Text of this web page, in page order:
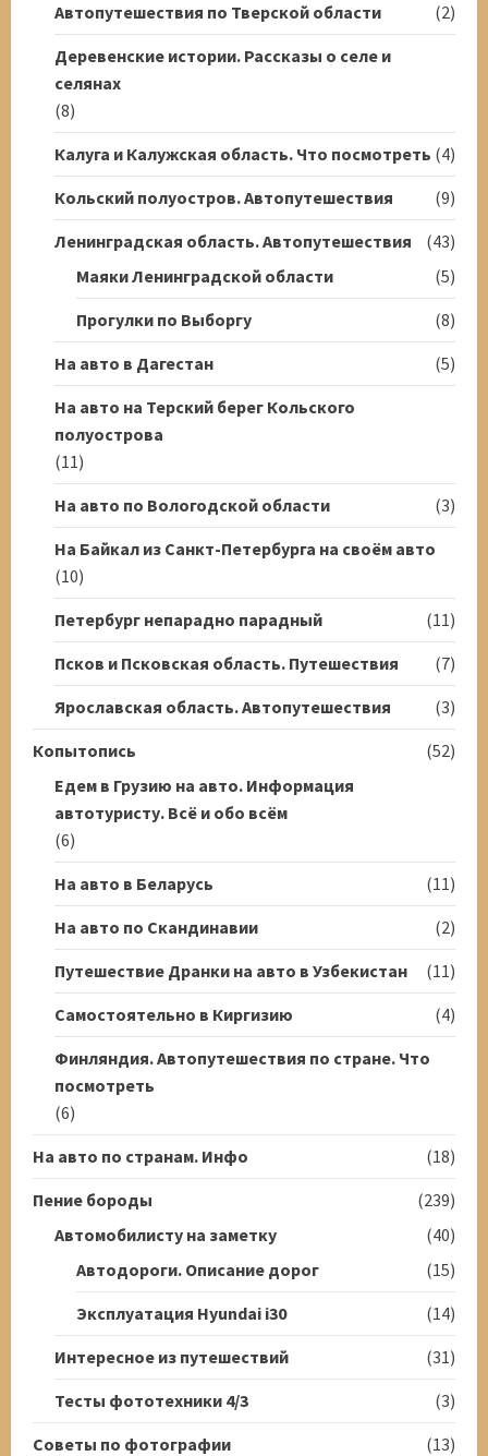
Автопутешествия по Тверской области
(2)
Деревенские истории. Рассказы о селе и
селянах
(8)
Калуга и Калужская область. Что посмотреть (4)
Кольский полуостров. Автопутешествия
(9)
Ленинградская область. Автопутешествия
(43)
Маяки Ленинградской области
(5)
Прогулки по Выборгу
(8)
На авто в Дагестан
(5)
На авто на Терский берег Кольского
полуострова
(11)
На авто по Вологодской области
(3)
На Байкал из Санкт-Петербурга на своём авто
(10)
Петербург непарадно парадный
(11)
Псков и Псковская область. Путешествия
(7)
Ярославская область. Автопутешествия
(3)
Копытопись
(52)
Едем в Грузию на авто. Информация
автотуристу. Всё и обо всём
(6)
На авто в Беларусь
(11)
На авто по Скандинавии
(2)
Путешествие Дранки на авто в Узбекистан
(11)
Самостоятельно в Киргизию
(4)
Финляндия. Автопутешествия по стране. Что
посмотреть
(6)
На авто по странам. Инфо
(18)
Пение бороды
(239)
Автомобилисту на заметку
(40)
Автодороги. Описание дорог
(15)
Эксплуатация Hyundai i30
(14)
Интересное из путешествий
(31)
Тесты фототехники 4/3
(3)
Советы по фотографии
(13)